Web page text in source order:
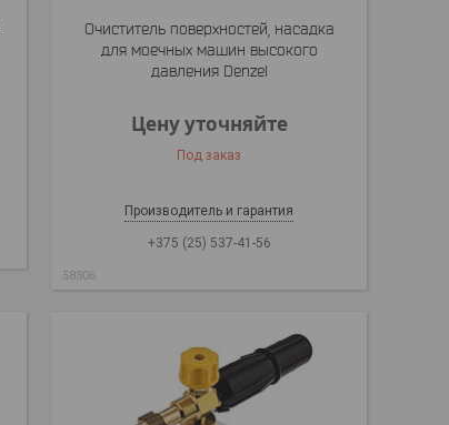
Очиститель поверхностей, насадка
для моечных машин высокого
давления Denzel
Цену уточняйте
Под заказ
Производитель и гарантия
+375 (25) 537-41-56
58306